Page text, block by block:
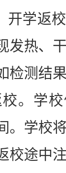
学返校
发热、
检测结
。学
。学校
校途中